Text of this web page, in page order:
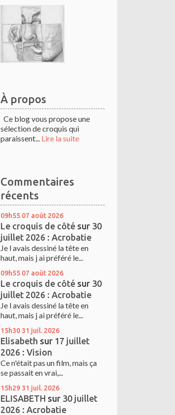
À propos
Ce blog vous propose une
sélection de croquis qui
paraissent... Lire la suite
Commentaires
récents
09h55 07 août 2026
Le croquis de côté sur 30
juillet 2026 : Acrobatie
Je l avais dessiné la tête en
haut, mais j ai préféré le...
09h55 07 août 2026
Le croquis de côté sur 30
juillet 2026 : Acrobatie
Je l avais dessiné la tête en
haut, mais j ai préféré le...
15h30 31 juil. 2026
Elisabeth sur 17 juillet
2026 : Vision
Ce n'était pas un film, mais ça
se passait en vrai,...
15h29 31 juil. 2026
ELISABETH sur 30 juillet
2026 : Acrobatie